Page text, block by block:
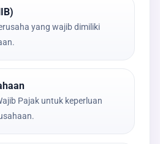
yang wajib dimiliki
Pajak untuk keperluan